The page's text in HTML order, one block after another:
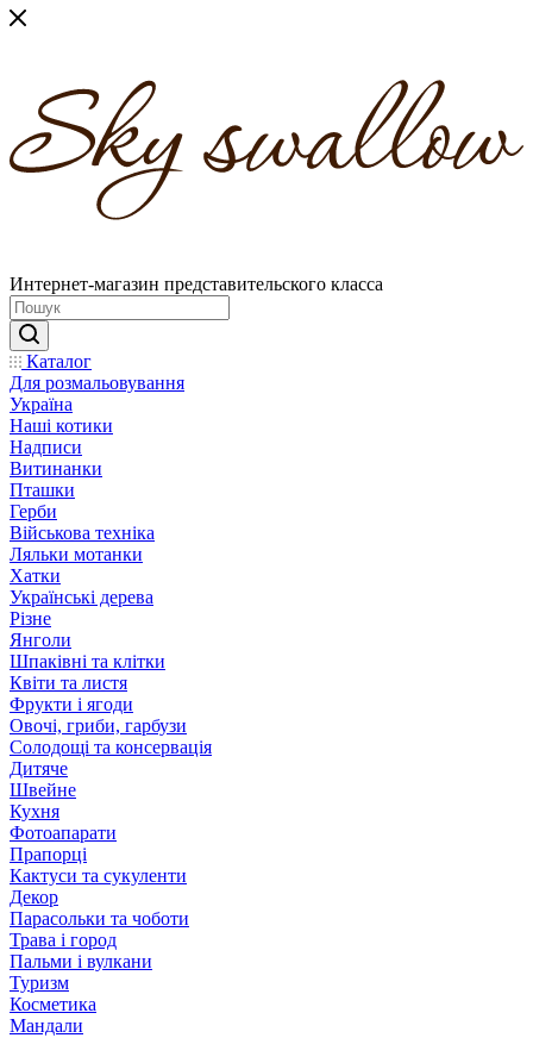
Интернет-магазин представительского класса
Каталог
Для розмальовування
Україна
Наші котики
Надписи
Витинанки
Пташки
Герби
Військова техніка
Ляльки мотанки
Хатки
Українські дерева
Різне
Янголи
Шпаківні та клітки
Квіти та листя
Фрукти і ягоди
Овочі, гриби, гарбузи
Солодощі та консервація
Дитяче
Швейне
Кухня
Фотоапарати
Прапорці
Кактуси та сукуленти
Декор
Парасольки та чоботи
Трава і город
Пальми і вулкани
Туризм
Косметика
Мандали